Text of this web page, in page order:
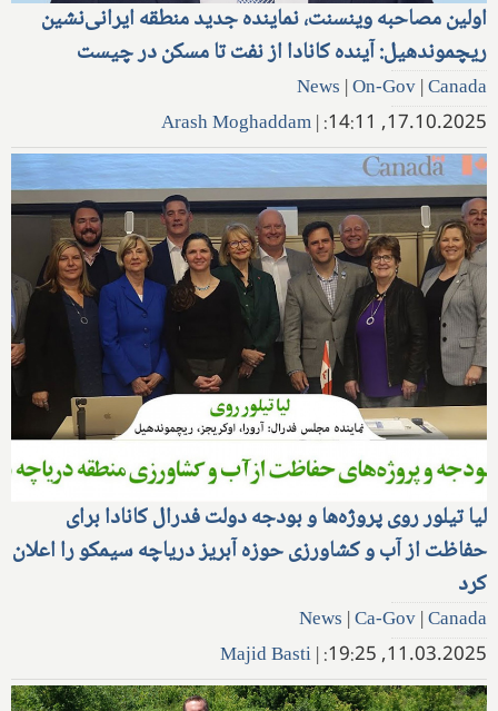
اولین مصاحبه وینسنت، نماینده جدید منطقه ایرانی‌نشین
ریچموندهیل: آینده کانادا از نفت تا مسکن در چیست
News |On-Gov|Canada
17.10.2025, 14:11:
|
Arash Moghaddam
لیا تیلور روی پروژه‌ها و بودجه دولت فدرال کانادا برای
حفاظت از آب و کشاورزی حوزه آبریز دریاچه سیمکو را اعلان
کرد
News |Ca-Gov|Canada
11.03.2025, 19:25:
|
Majid Basti